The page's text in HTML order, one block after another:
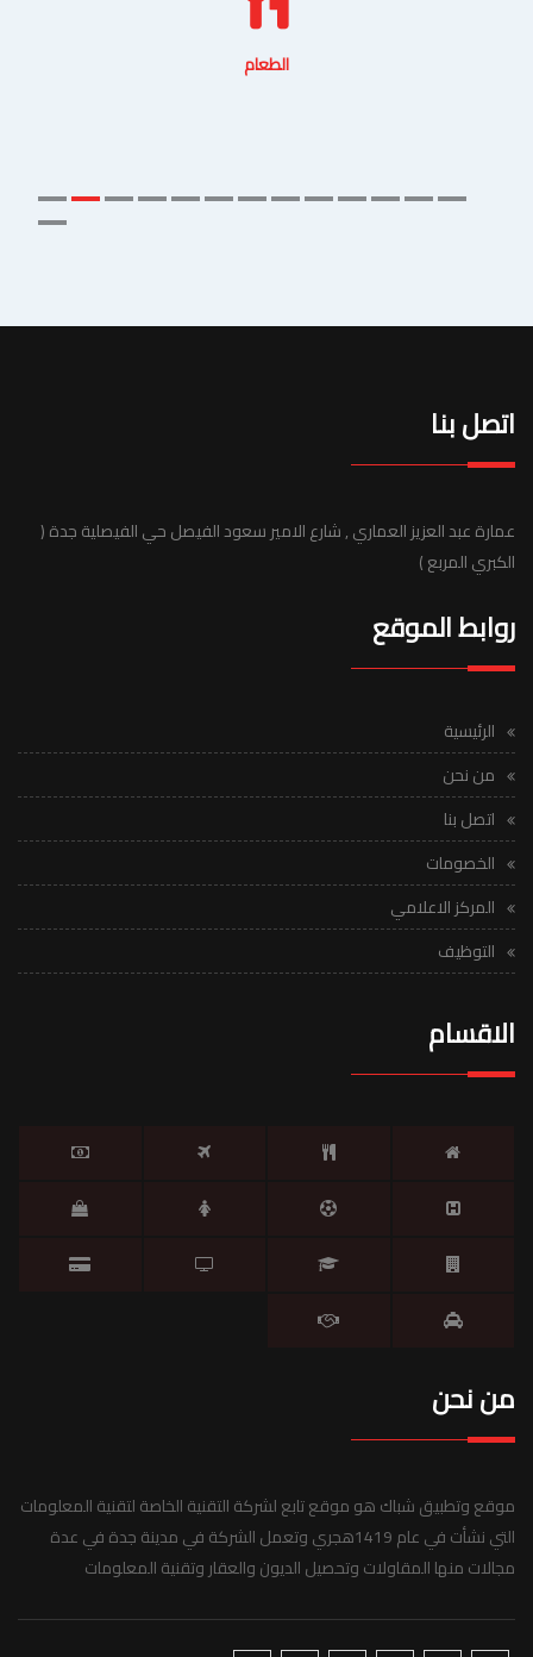
الطعام
اتصل بنا
عمارة عبد العزيز العماري , شارع الامير سعود الفيصل حي الفيصلية جدة (
الكبري المربع )
روابط الموقع
الرئيسية
من نحن
اتصل بنا
الخصومات
المركز الاعلامي
التوظيف
الاقسام
من نحن
موقع وتطبيق شباك هو موقع تابع لشركة التقنية الخاصة لتقنية المعلومات
التي نشأت في عام 1419هجري وتعمل الشركة في مدينة جدة في عدة
مجالات منها المقاولات وتحصيل الديون والعقار وتقنية المعلومات